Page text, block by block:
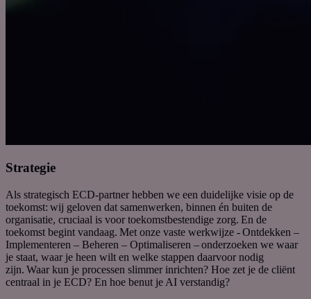
Strategie
Als strategisch ECD-partner hebben we een duidelijke visie op de
toekomst: wij geloven dat samenwerken, binnen én buiten de
organisatie, cruciaal is voor toekomstbestendige zorg. En de
toekomst begint vandaag. Met onze vaste werkwijze -Ontdekken –
Implementeren – Beheren – Optimaliseren –onderzoeken we waar
je staat, waar je heen wilt en welke stappen daarvoor nodig
zijn. Waar kun je processen slimmer inrichten? Hoe zet je de cliënt
centraal in je ECD? En hoe benut je AI verstandig?